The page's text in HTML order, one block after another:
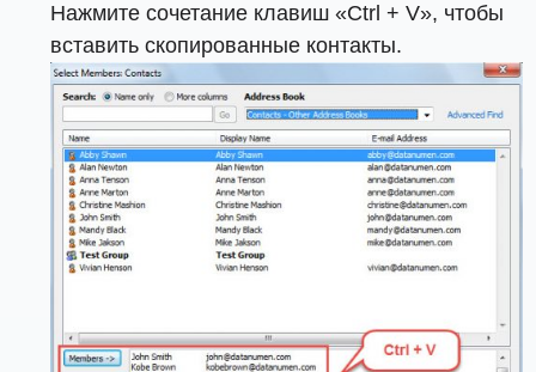
Нажмите сочетание клавиш «Ctrl + V», чтобы
вставить скопированные контакты.